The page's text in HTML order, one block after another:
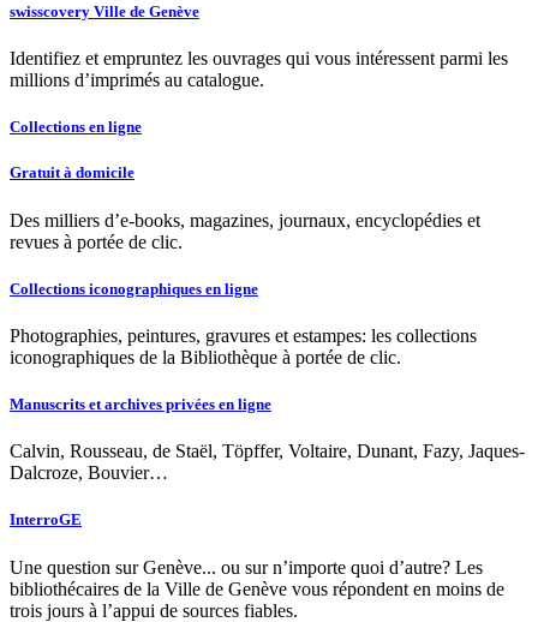
swisscovery Ville de Genève
Identifiez et empruntez les ouvrages qui vous intéressent parmi les
millions d’imprimés au catalogue.
Collections en ligne
Gratuit à domicile
Des milliers d’e-books, magazines, journaux, encyclopédies et
revues à portée de clic.
Collections iconographiques en ligne
Photographies, peintures, gravures et estampes: les collections
iconographiques de la Bibliothèque à portée de clic.
Manuscrits et archives privées en ligne
Calvin, Rousseau, de Staël, Töpffer, Voltaire, Dunant, Fazy, Jaques-
Dalcroze, Bouvier…
InterroGE
Une question sur Genève... ou sur n’importe quoi d’autre? Les
bibliothécaires de la Ville de Genève vous répondent en moins de
trois jours à l’appui de sources fiables.